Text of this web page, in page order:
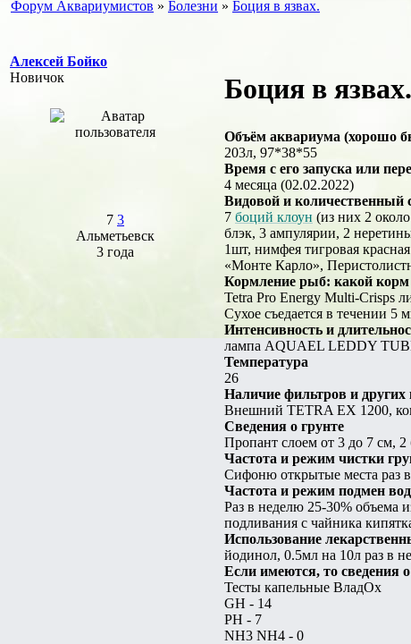
Форум Аквариумистов » Болезни » Боция в язвах.
Алексей Бойко
Новичок
7 3
Альметьевск
3 года
Боция в язвах.
Объём аквариума (хорошо
203л, 97*38*55
Время с его запуска или
4 месяца (02.02.2022)
Видовой и количественный
7 боций клоун (из них 2
блэк, 3 ампулярии, 2
1шт, нимфея тигровая красная
«Монте Карло»,
Кормление рыб: какой корм
Tetra Pro Energy Multi-Crisps
Сухое съедается в течении 5
Интенсивность и
лампа AQUAEL LEDDY
Температура
26
Наличие фильтров и других
Внешний TETRA EX 1200,
Сведения о грунте
Пропант слоем от 3 до 7 см,
Частота и режим чистки
Сифоню открытые места раз
Частота и режим подмен
Раз в неделю 25-30% объема
подливания с чайника
Использование
йодинол, 0.5мл на 10л раз в
Если имеются, то сведения
Тесты капельные ВладОх
GH - 14
PH - 7
NH3 NH4 - 0